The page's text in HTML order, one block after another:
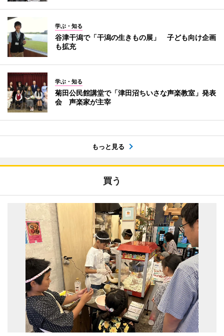
学ぶ・知る
谷津干潟で「干潟の生きもの展」 子ども向け企画
も拡充
学ぶ・知る
菊田公民館講堂で「津田沼ちいさな声楽教室」発表
会 声楽家が主宰
もっと見る
買う